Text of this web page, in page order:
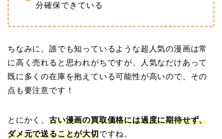
分確保できている
ちなみに、誰でも知っているような超人気の漫画は常
に高く売れると思われがちですが、人気なだけあって
既に多くの在庫を抱えている可能性が高いので、その
点も要注意です！
とにかく、 古い漫画の買取価格には過度に期待せず、
ダメ元で送ることが大切ですね。